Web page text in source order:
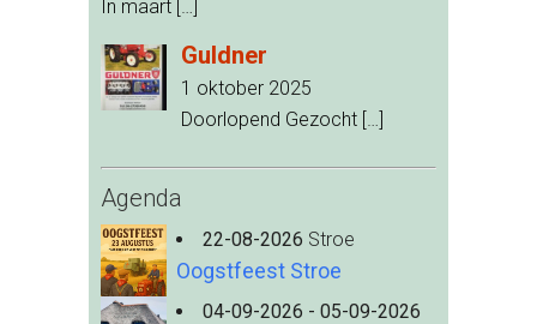
In maart […]
Guldner
1 oktober 2025
Doorlopend Gezocht […]
Agenda
22-08-2026 Stroe
Oogstfeest Stroe
04-09-2026 - 05-09-2026